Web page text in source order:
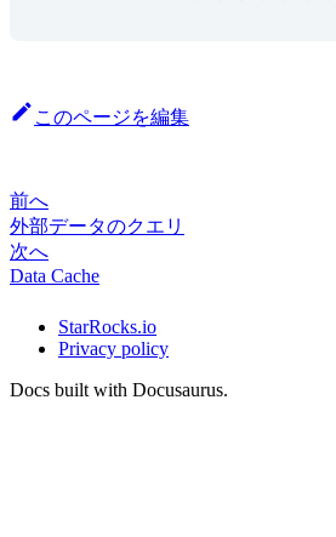
このページを編集
前へ
外部データのクエリ
次へ
Data Cache
StarRocks.io
Privacy policy
Docs built with Docusaurus.